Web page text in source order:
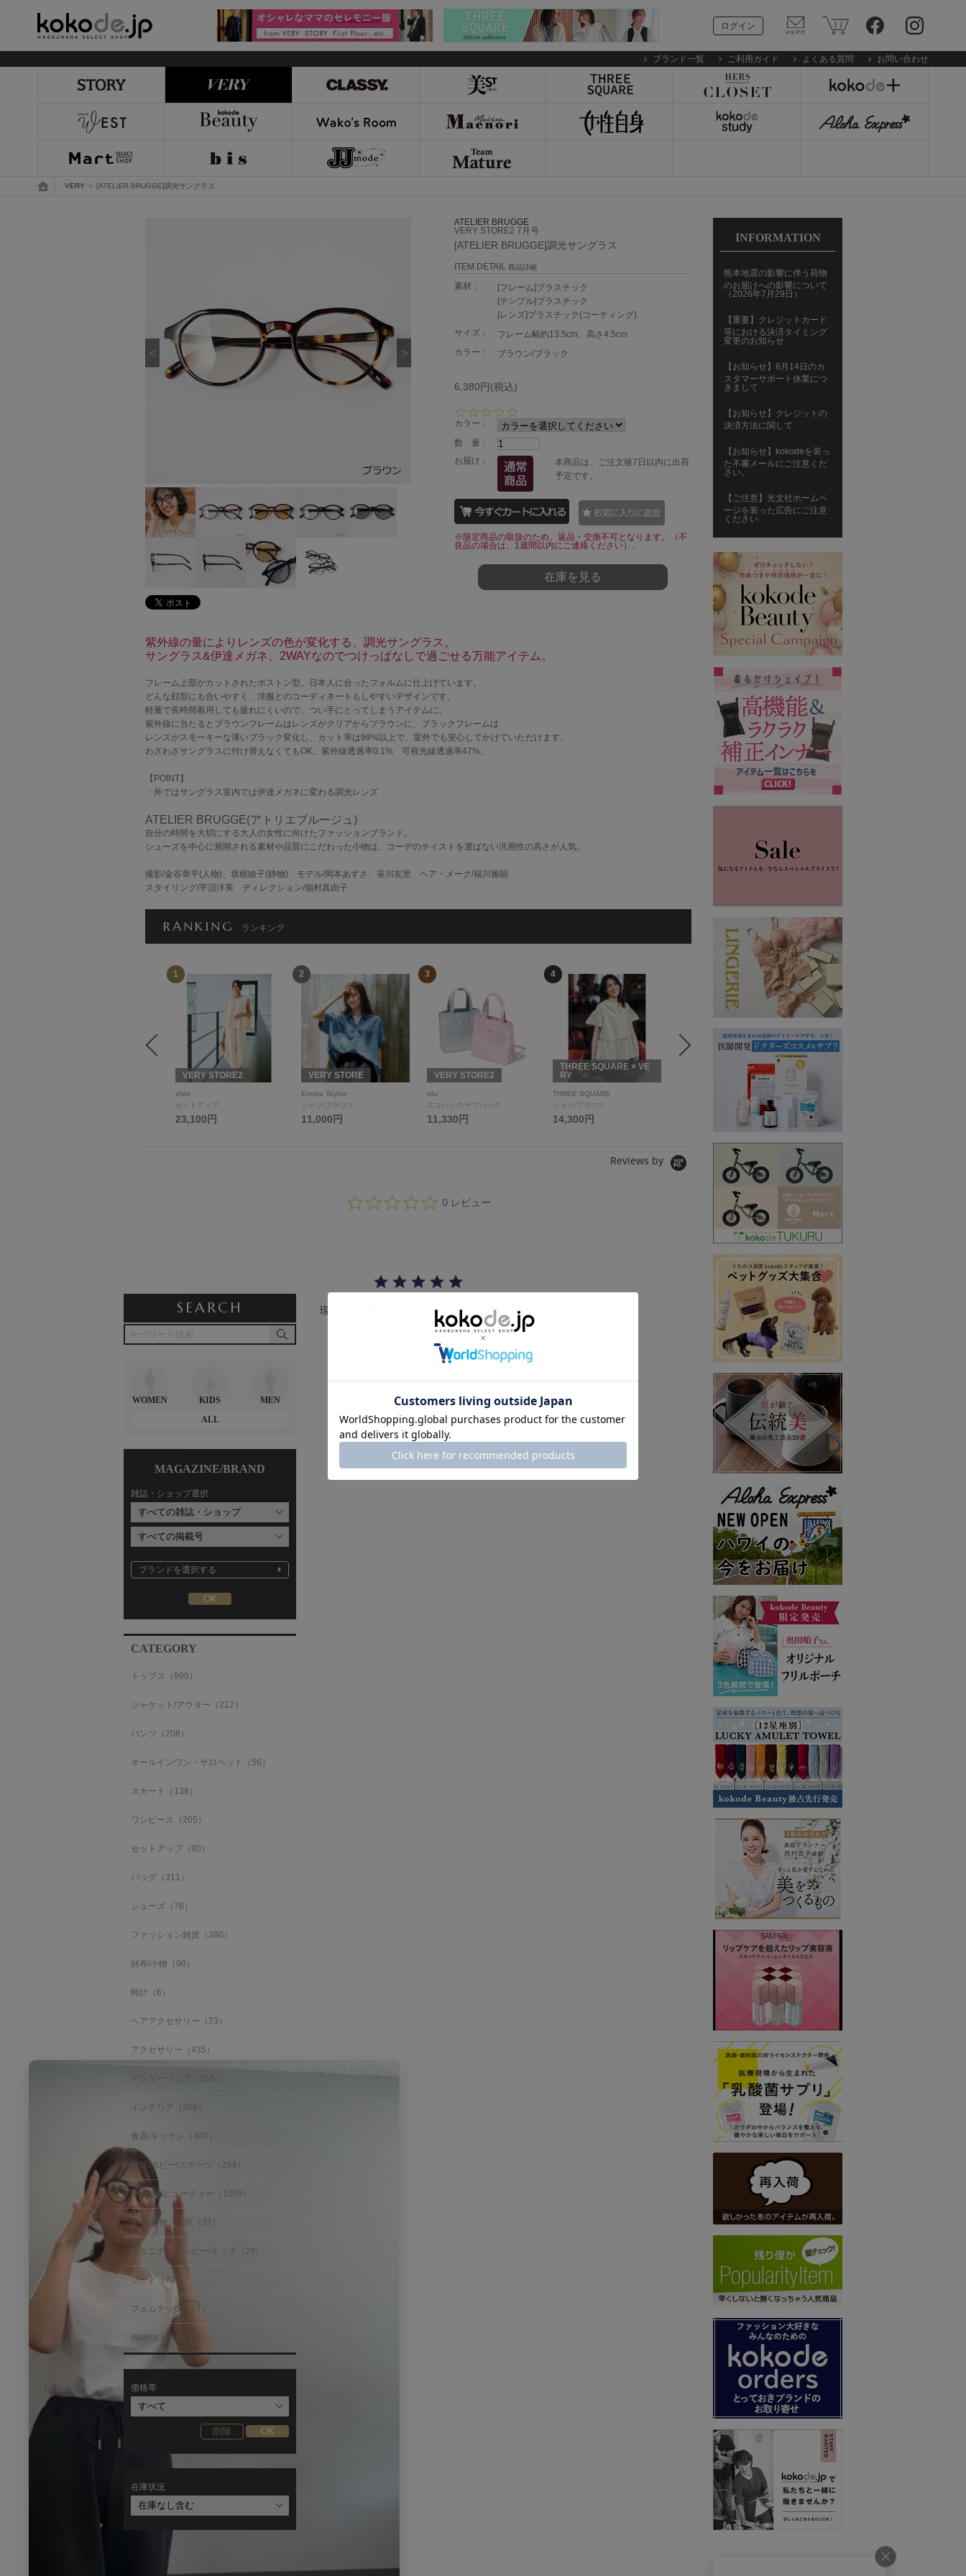
ログイン
ブランド一覧 ご利用ガイド よくある質問 お問い合わせ
トップページ
VERY ＞ [ATELIER BRUGGE]調光サングラス
SEARCH
WOMEN KIDS
MEN
ALL
MAGAZINE/BRAND
雑誌・ショップ選択
ブランドを選択する
CATEGORY
トップス（990）
ジャケット/アウター（212）
パンツ（208）
オールインワン・サロペット（56）
スカート（138）
ワンピース（205）
セットアップ（80）
バッグ（311）
シューズ（76）
ファッション雑貨（380）
財布/小物（90）
時計（6）
ヘアアクセサリー（73）
アクセサリー（435）
アンダーウェア（155）
インテリア（268）
食器/キッチン（404）
雑貨/ホビー/スポーツ（294）
ヘルス&ビューティー（1058）
水着/着物・浴衣（37）
マタニティ・ベビー/キッズ（29）
フード（72）
フェムテック（17）
Wako's Room（96）
価格帯
在庫状況
ATELIER BRUGGE
VERY STORE2 7月号
[ATELIER BRUGGE]調光サングラス
ITEM DETAIL 商品詳細
素材：
[フレーム]プラスチック
[テンプル]プラスチック
[レンズ]プラスチック(コーティング)
サイズ：
フレーム幅約13.5cm、高さ4.5cm
カラー：
ブラウン/ブラック
6,380円(税込)
0
s
t
a
r
r
a
t
i
n
g
カラー：
数 量：
お届け：
本商品は、ご注文後7日以内に出荷
予定です。
※限定商品の取扱のため、返品・交換不可となります。（不
良品の場合は、1週間以内にご連絡ください）。
在庫を見る
紫外線の量によりレンズの色が変化する、調光サングラス。
サングラス&伊達メガネ、2WAYなのでつけっぱなしで過ごせる万能アイテム。
フレーム上部がカットされたボストン型。日本人に合ったフォルムに仕上げています。
どんな顔型にも合いやすく、洋服とのコーディネートもしやすいデザインです。
軽量で長時間着用しても疲れにくいので、つい手にとってしまうアイテムに。
紫外線に当たるとブラウンフレームはレンズがクリアからブラウンに、ブラックフレームは
レンズがスモーキーな薄いブラック変化し、カット率は99%以上で、室外でも安心してかけていただけます。
わざわざサングラスに付け替えなくてもOK。紫外線透過率0.1% 可視光線透過率47%。
【POINT】
・外ではサングラス室内では伊達メガネに変わる調光レンズ
ATELIER BRUGGE(アトリエブルージュ)
自分の時間を大切にする大人の女性に向けたファッションブランド。
シューズを中心に展開される素材や品質にこだわった小物は、コーデのテイストを選ばない汎用性の高さが人気。
撮影/金谷章平(人物)、坂根綾子(静物) モデル/岡本あずさ、笹川友里 ヘア・メーク/福川雅顕
スタイリング/平沼洋美 ディレクション/嶺村真由子
RANKING ランキング
1
VERY STORE2
eldo
セットアップ
23,100円
2
VERY STORE
Emma Taylor
シャツ/ブラウス
11,000円
3
VERY STORE2
elu
エコバッグ/サブバッグ
11,330円
4
THREE SQUARE × VE
RY
THREE SQUARE
シャツ/ブラウス
14,300円
THREE SQUARE × VE
6
cache cache
ショルダーバッグ
6,490円
Reviews by
0.
0
a
t
n
g
0 レビュー
現在、この商品の レビュー はありません。
INFORMATION
熊本地震の影響に伴う荷物
のお届けへの影響について
（2026年7月29日）
【重要】クレジットカード
等における決済タイミング
変更のお知らせ
【お知らせ】8月14日のカ
スタマーサポート休業につ
きまして
【お知らせ】クレジットの
決済方法に関して
【お知らせ】kokodeを装っ
た不審メールにご注意くだ
さい。
【ご注意】光文社ホームペ
ージを装った広告にご注意
ください